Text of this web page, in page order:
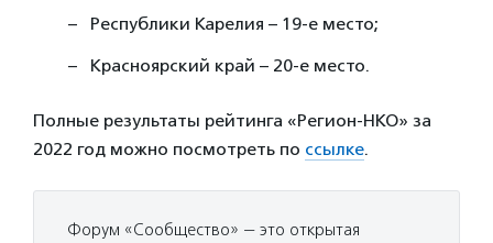
Республики Карелия – 19-е место;
Красноярский край – 20-е место.
Полные результаты рейтинга «Регион-НКО» за
2022 год можно посмотреть по ссылке.
Форум «Сообщество» — это открытая